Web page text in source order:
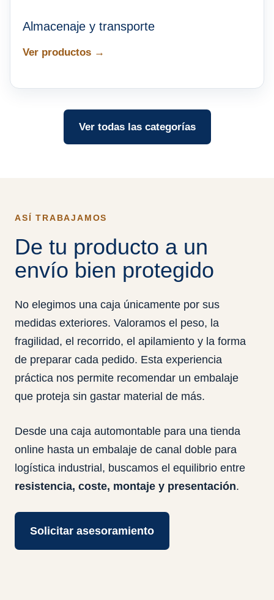
Almacenaje y transporte
Ver productos →
Ver todas las categorías
ASÍ TRABAJAMOS
De tu producto a un
envío bien protegido
No elegimos una caja únicamente por sus
medidas exteriores. Valoramos el peso, la
fragilidad, el recorrido, el apilamiento y la forma
de preparar cada pedido. Esta experiencia
práctica nos permite recomendar un embalaje
que proteja sin gastar material de más.
Desde una caja automontable para una tienda
online hasta un embalaje de canal doble para
logística industrial, buscamos el equilibrio entre
resistencia, coste, montaje y presentación.
Solicitar asesoramiento